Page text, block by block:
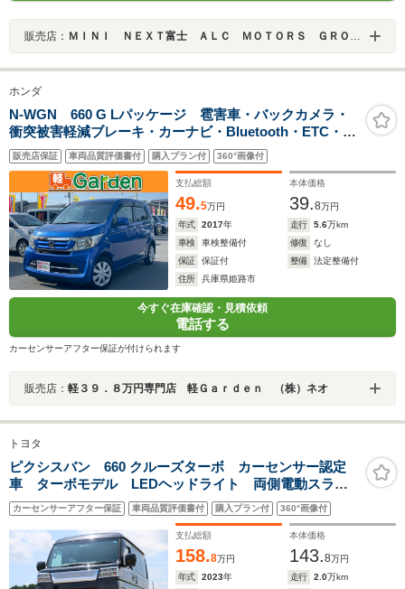
販売店： ＭＩＮＩ ＮＥＸＴ富士 ＡＬＣ ＭＯＴＯＲＳ ＧＲＯＵＰ
ホンダ
N-WGN 660 G Lパッケージ 雹害車・バックカメラ・
衝突被害軽減ブレーキ・カーナビ・Bluetooth・ETC・
CD/DVD再生・スマートキー&プッシュスタート・ベンチ
シート・ルームクリーニング
販売店保証 車両品質評価書付 購入プラン付 360°画像付
支払総額
49.5万円
本体価格
39.8万円
年式
2017年 走行 5.6万km
車検
車検整備付 修復
なし
保証
保証付 整備
法定整備付
住所
兵庫県姫路市
今すぐ在庫確認・見積依頼
電話する
カーセンサーアフター保証が付けられます
販売店： 軽３９．８万円専門店 軽Ｇａｒｄｅｎ （株）ネオ
トヨタ
ピクシスバン 660 クルーズターボ カーセンサー認定
車 ターボモデル LEDヘッドライト 両側電動スライ
ドドア 純正ナビ Bluetooth Bカメラ ETC2.0
カーセンサーアフター保証 車両品質評価書付 購入プラン付 360°画像付
支払総額
158.8万円
本体価格
143.8万円
年式
2023年 走行 2.0万km